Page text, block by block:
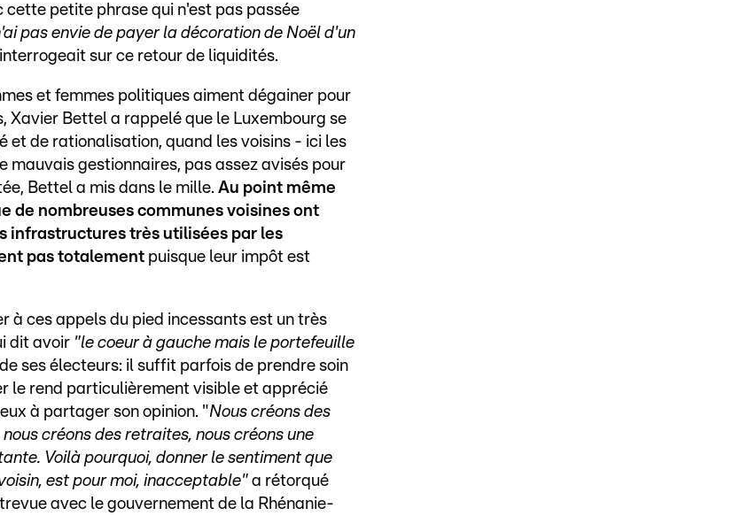
cette petite phrase qui n'est pas passée
pas envie de payer la décoration de Noël d'un
sur ce retour de liquidités.
et femmes politiques aiment dégainer pour
Xavier Bettel a rappelé que le Luxembourg se
de rationalisation, quand les voisins - ici les
gestionnaires, pas assez avisés pour
Bettel a mis dans le mille. Au point même
de nombreuses communes voisines ont
infrastructures très utilisées par les
pas totalement puisque leur impôt est
à ces appels du pied incessants est un très
dit avoir "le coeur à gauche mais le portefeuille
ses électeurs: il suffit parfois de prendre soin
le rend particulièrement visible et apprécié
à partager son opinion. "Nous créons des
créons des retraites, nous créons une
Voilà pourquoi, donner le sentiment que
est pour moi, inacceptable" a rétorqué
avec le gouvernement de la Rhénanie-